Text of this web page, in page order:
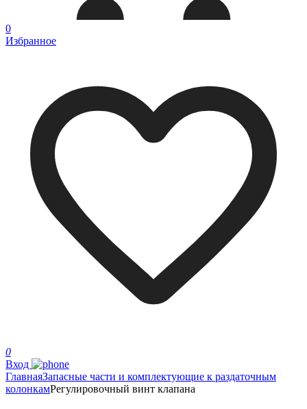
0
Избранное
0
Вход
ГлавнаяЗапасные части и комплектующие к раздаточным
колонкамРегулировочный винт клапана